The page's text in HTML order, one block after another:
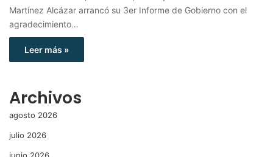
Martínez Alcázar arrancó su 3er Informe de Gobierno con el
agradecimiento…
Leer más »
Archivos
agosto 2026
julio 2026